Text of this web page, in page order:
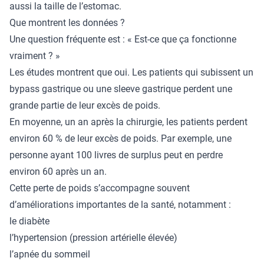
aussi la taille de l’estomac.
Que montrent les données ?
Une question fréquente est : « Est-ce que ça fonctionne
vraiment ? »
Les études montrent que oui. Les patients qui subissent un
bypass gastrique ou une sleeve gastrique perdent une
grande partie de leur excès de poids.
En moyenne, un an après la chirurgie, les patients perdent
environ 60 % de leur excès de poids. Par exemple, une
personne ayant 100 livres de surplus peut en perdre
environ 60 après un an.
Cette perte de poids s’accompagne souvent
d’améliorations importantes de la santé, notamment :
le diabète
l’hypertension (pression artérielle élevée)
l’apnée du sommeil